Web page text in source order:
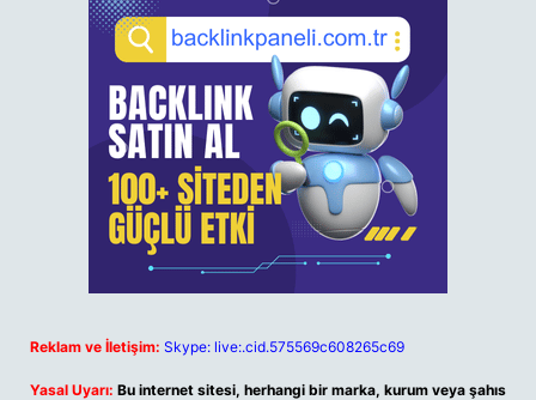
Reklam ve İletişim: Skype: live:.cid.575569c608265c69
Yasal Uyarı: Bu internet sitesi, herhangi bir marka, kurum veya şahıs